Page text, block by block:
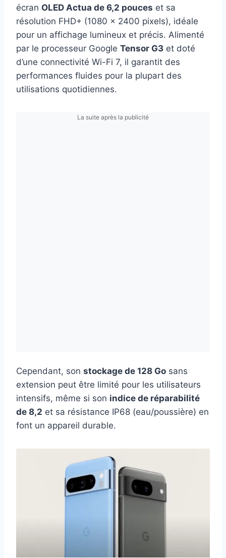
écran OLED Actua de 6,2 pouces et sa
résolution FHD+ (1080 x 2400 pixels), idéale
pour un affichage lumineux et précis. Alimenté
par le processeur Google Tensor G3 et doté
d’une connectivité Wi-Fi 7, il garantit des
performances fluides pour la plupart des
utilisations quotidiennes.
La suite après la publicité
Cependant, son stockage de 128 Go sans
extension peut être limité pour les utilisateurs
intensifs, même si son indice de réparabilité
de 8,2 et sa résistance IP68 (eau/poussière) en
font un appareil durable.